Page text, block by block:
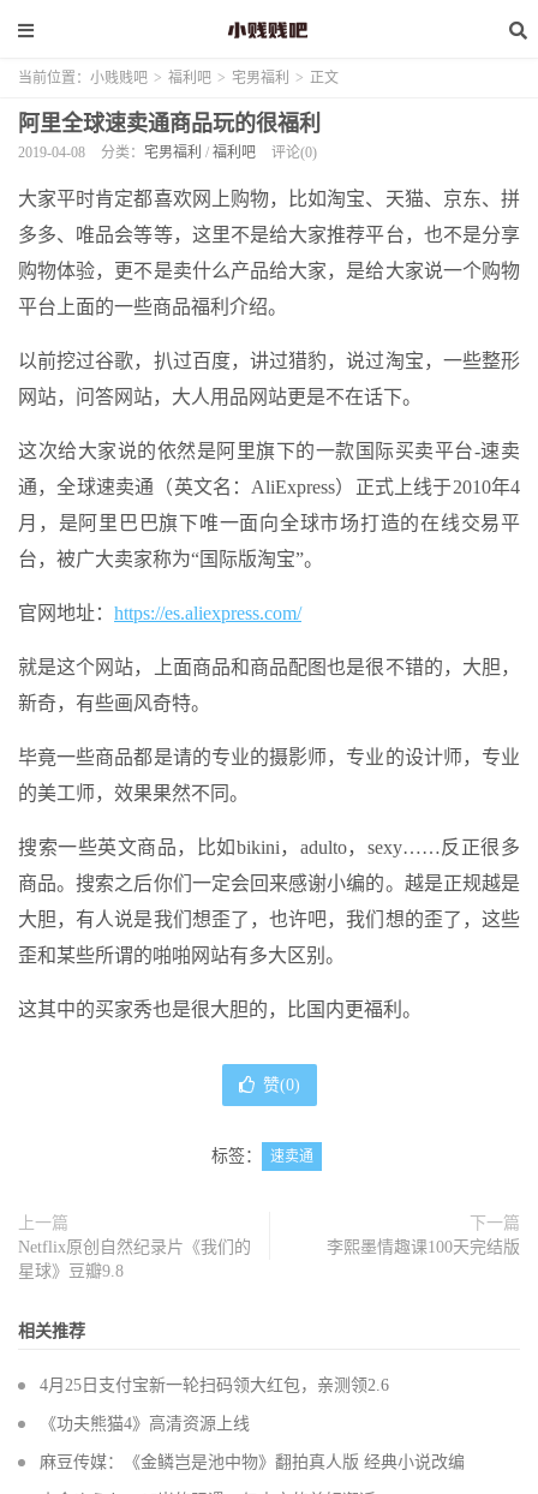
当前位置： 小贱贱吧 > 福利吧 > 宅男福利 > 正文
阿里全球速卖通商品玩的很福利
2019-04-08 分类： 宅男福利 / 福利吧 评论(0)
大家平时肯定都喜欢网上购物，比如淘宝、天猫、京东、拼
多多、唯品会等等，这里不是给大家推荐平台，也不是分享
购物体验，更不是卖什么产品给大家，是给大家说一个购物
平台上面的一些商品福利介绍。
以前挖过谷歌，扒过百度，讲过猎豹，说过淘宝，一些整形
网站，问答网站，大人用品网站更是不在话下。
这次给大家说的依然是阿里旗下的一款国际买卖平台-速卖
通，全球速卖通（英文名：AliExpress）正式上线于2010年4
月，是阿里巴巴旗下唯一面向全球市场打造的在线交易平
台，被广大卖家称为“国际版淘宝”。
官网地址： https://es.aliexpress.com/
就是这个网站，上面商品和商品配图也是很不错的，大胆，
新奇，有些画风奇特。
毕竟一些商品都是请的专业的摄影师，专业的设计师，专业
的美工师，效果果然不同。
搜索一些英文商品，比如bikini，adulto，sexy……反正很多
商品。搜索之后你们一定会回来感谢小编的。越是正规越是
大胆，有人说是我们想歪了，也许吧，我们想的歪了，这些
歪和某些所谓的啪啪网站有多大区别。
这其中的买家秀也是很大胆的，比国内更福利。
赞(0)
标签： 速卖通
上一篇
Netflix原创自然纪录片《我们的
星球》豆瓣9.8
下一篇
李熙墨情趣课100天完结版
相关推荐
4月25日支付宝新一轮扫码领大红包，亲测领2.6
《功夫熊猫4》高清资源上线
麻豆传媒：《金鳞岂是池中物》翻拍真人版 经典小说改编